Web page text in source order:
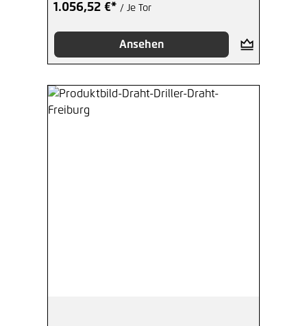
1.056,52 €* / Je Tor
Ansehen